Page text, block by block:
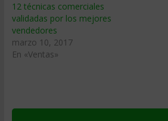
12 técnicas comerciales
validadas por los mejores
vendedores
marzo 10, 2017
En «Ventas»